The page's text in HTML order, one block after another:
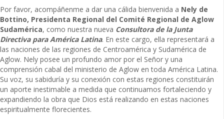
Por favor, acompáñenme a dar una cálida bienvenida a Nely de
Bottino, Presidenta Regional del Comité Regional de Aglow
Sudamérica, como nuestra nueva Consultora de la Junta
Directiva para América Latina. En este cargo, ella representará a
las naciones de las regiones de Centroamérica y Sudamérica de
Aglow. Nely posee un profundo amor por el Señor y una
comprensión cabal del ministerio de Aglow en toda América Latina.
Su voz, su sabiduría y su conexión con estas regiones constituirán
un aporte inestimable a medida que continuamos fortaleciendo y
expandiendo la obra que Dios está realizando en estas naciones
espiritualmente florecientes.